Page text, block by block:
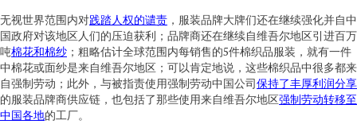
无视世界范围内对践踏人权的谴责 ，服装品牌大牌们还在继续强化并自中
国政府对该地区人们的压迫获利；品牌商还在继续自维吾尔地区引进百万
吨棉花和棉纱 ；粗略估计全球范围内每销售的5件棉织品服装，就有一件
中棉花或面纱是来自维吾尔地区；可以肯定地说，这些棉织品中很多都来
自强制劳动；此外，与被指责使用强制劳动中国公司保持了丰厚利润分享
的服装品牌商供应链，也包括了那些使用来自维吾尔地区强制劳动转移至
中国各地的工厂。